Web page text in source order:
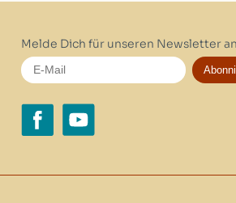
Melde Dich für unseren Newsletter